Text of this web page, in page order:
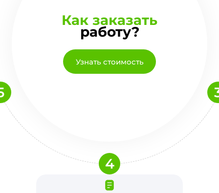
Как заказать
работу?
Узнать стоимость
4